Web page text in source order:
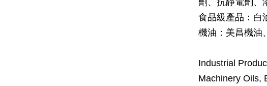
劑、抗靜電劑、
食品級產品：白
機油：美昌機油
Industrial
Machinery Oils,